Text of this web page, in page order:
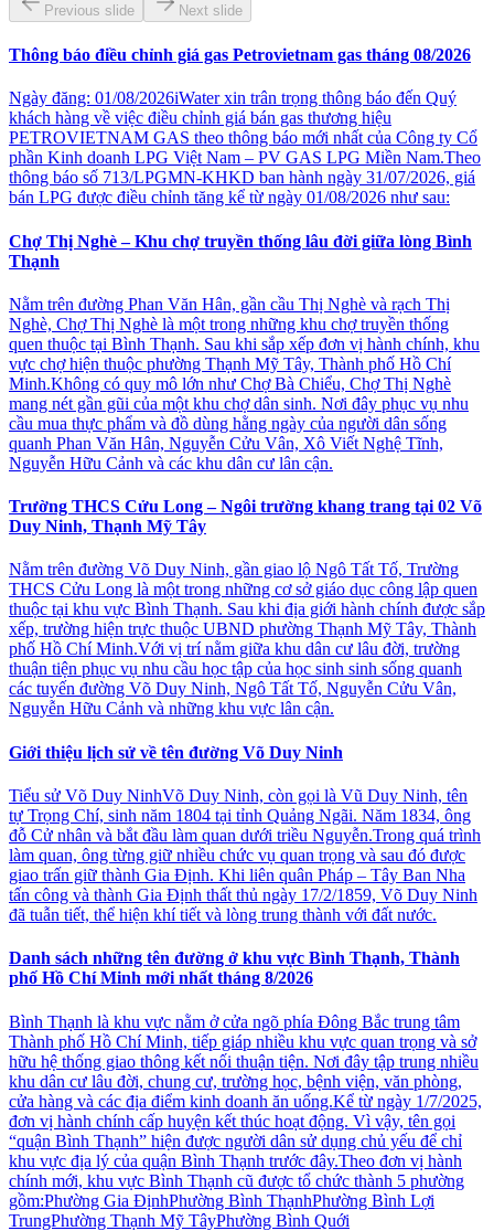
Previous slide Next slide
Thông báo điều chỉnh giá gas Petrovietnam gas tháng 08/2026
Ngày đăng: 01/08/2026iWater xin trân trọng thông báo đến Quý
khách hàng về việc điều chỉnh giá bán gas thương hiệu
PETROVIETNAM GAS theo thông báo mới nhất của Công ty Cổ
phần Kinh doanh LPG Việt Nam – PV GAS LPG Miền Nam.Theo
thông báo số 713/LPGMN-KHKD ban hành ngày 31/07/2026, giá
bán LPG được điều chỉnh tăng kể từ ngày 01/08/2026 như sau:
Chợ Thị Nghè – Khu chợ truyền thống lâu đời giữa lòng Bình
Thạnh
Nằm trên đường Phan Văn Hân, gần cầu Thị Nghè và rạch Thị
Nghè, Chợ Thị Nghè là một trong những khu chợ truyền thống
quen thuộc tại Bình Thạnh. Sau khi sắp xếp đơn vị hành chính, khu
vực chợ hiện thuộc phường Thạnh Mỹ Tây, Thành phố Hồ Chí
Minh.Không có quy mô lớn như Chợ Bà Chiểu, Chợ Thị Nghè
mang nét gần gũi của một khu chợ dân sinh. Nơi đây phục vụ nhu
cầu mua thực phẩm và đồ dùng hằng ngày của người dân sống
quanh Phan Văn Hân, Nguyễn Cửu Vân, Xô Viết Nghệ Tĩnh,
Nguyễn Hữu Cảnh và các khu dân cư lân cận.
Trường THCS Cửu Long – Ngôi trường khang trang tại 02 Võ
Duy Ninh, Thạnh Mỹ Tây
Nằm trên đường Võ Duy Ninh, gần giao lộ Ngô Tất Tố, Trường
THCS Cửu Long là một trong những cơ sở giáo dục công lập quen
thuộc tại khu vực Bình Thạnh. Sau khi địa giới hành chính được sắp
xếp, trường hiện trực thuộc UBND phường Thạnh Mỹ Tây, Thành
phố Hồ Chí Minh.Với vị trí nằm giữa khu dân cư lâu đời, trường
thuận tiện phục vụ nhu cầu học tập của học sinh sinh sống quanh
các tuyến đường Võ Duy Ninh, Ngô Tất Tố, Nguyễn Cửu Vân,
Nguyễn Hữu Cảnh và những khu vực lân cận.
Giới thiệu lịch sử về tên đường Võ Duy Ninh
Tiểu sử Võ Duy NinhVõ Duy Ninh, còn gọi là Vũ Duy Ninh, tên
tự Trọng Chí, sinh năm 1804 tại tỉnh Quảng Ngãi. Năm 1834, ông
đỗ Cử nhân và bắt đầu làm quan dưới triều Nguyễn.Trong quá trình
làm quan, ông từng giữ nhiều chức vụ quan trọng và sau đó được
giao trấn giữ thành Gia Định. Khi liên quân Pháp – Tây Ban Nha
tấn công và thành Gia Định thất thủ ngày 17/2/1859, Võ Duy Ninh
đã tuẫn tiết, thể hiện khí tiết và lòng trung thành với đất nước.
Danh sách những tên đường ở khu vực Bình Thạnh, Thành
phố Hồ Chí Minh mới nhất tháng 8/2026
Bình Thạnh là khu vực nằm ở cửa ngõ phía Đông Bắc trung tâm
Thành phố Hồ Chí Minh, tiếp giáp nhiều khu vực quan trọng và sở
hữu hệ thống giao thông kết nối thuận tiện. Nơi đây tập trung nhiều
khu dân cư lâu đời, chung cư, trường học, bệnh viện, văn phòng,
cửa hàng và các địa điểm kinh doanh ăn uống.Kể từ ngày 1/7/2025,
đơn vị hành chính cấp huyện kết thúc hoạt động. Vì vậy, tên gọi
“quận Bình Thạnh” hiện được người dân sử dụng chủ yếu để chỉ
khu vực địa lý của quận Bình Thạnh trước đây.Theo đơn vị hành
chính mới, khu vực Bình Thạnh cũ được tổ chức thành 5 phường
gồm:Phường Gia ĐịnhPhường Bình ThạnhPhường Bình Lợi
TrungPhường Thạnh Mỹ TâyPhường Bình Quới